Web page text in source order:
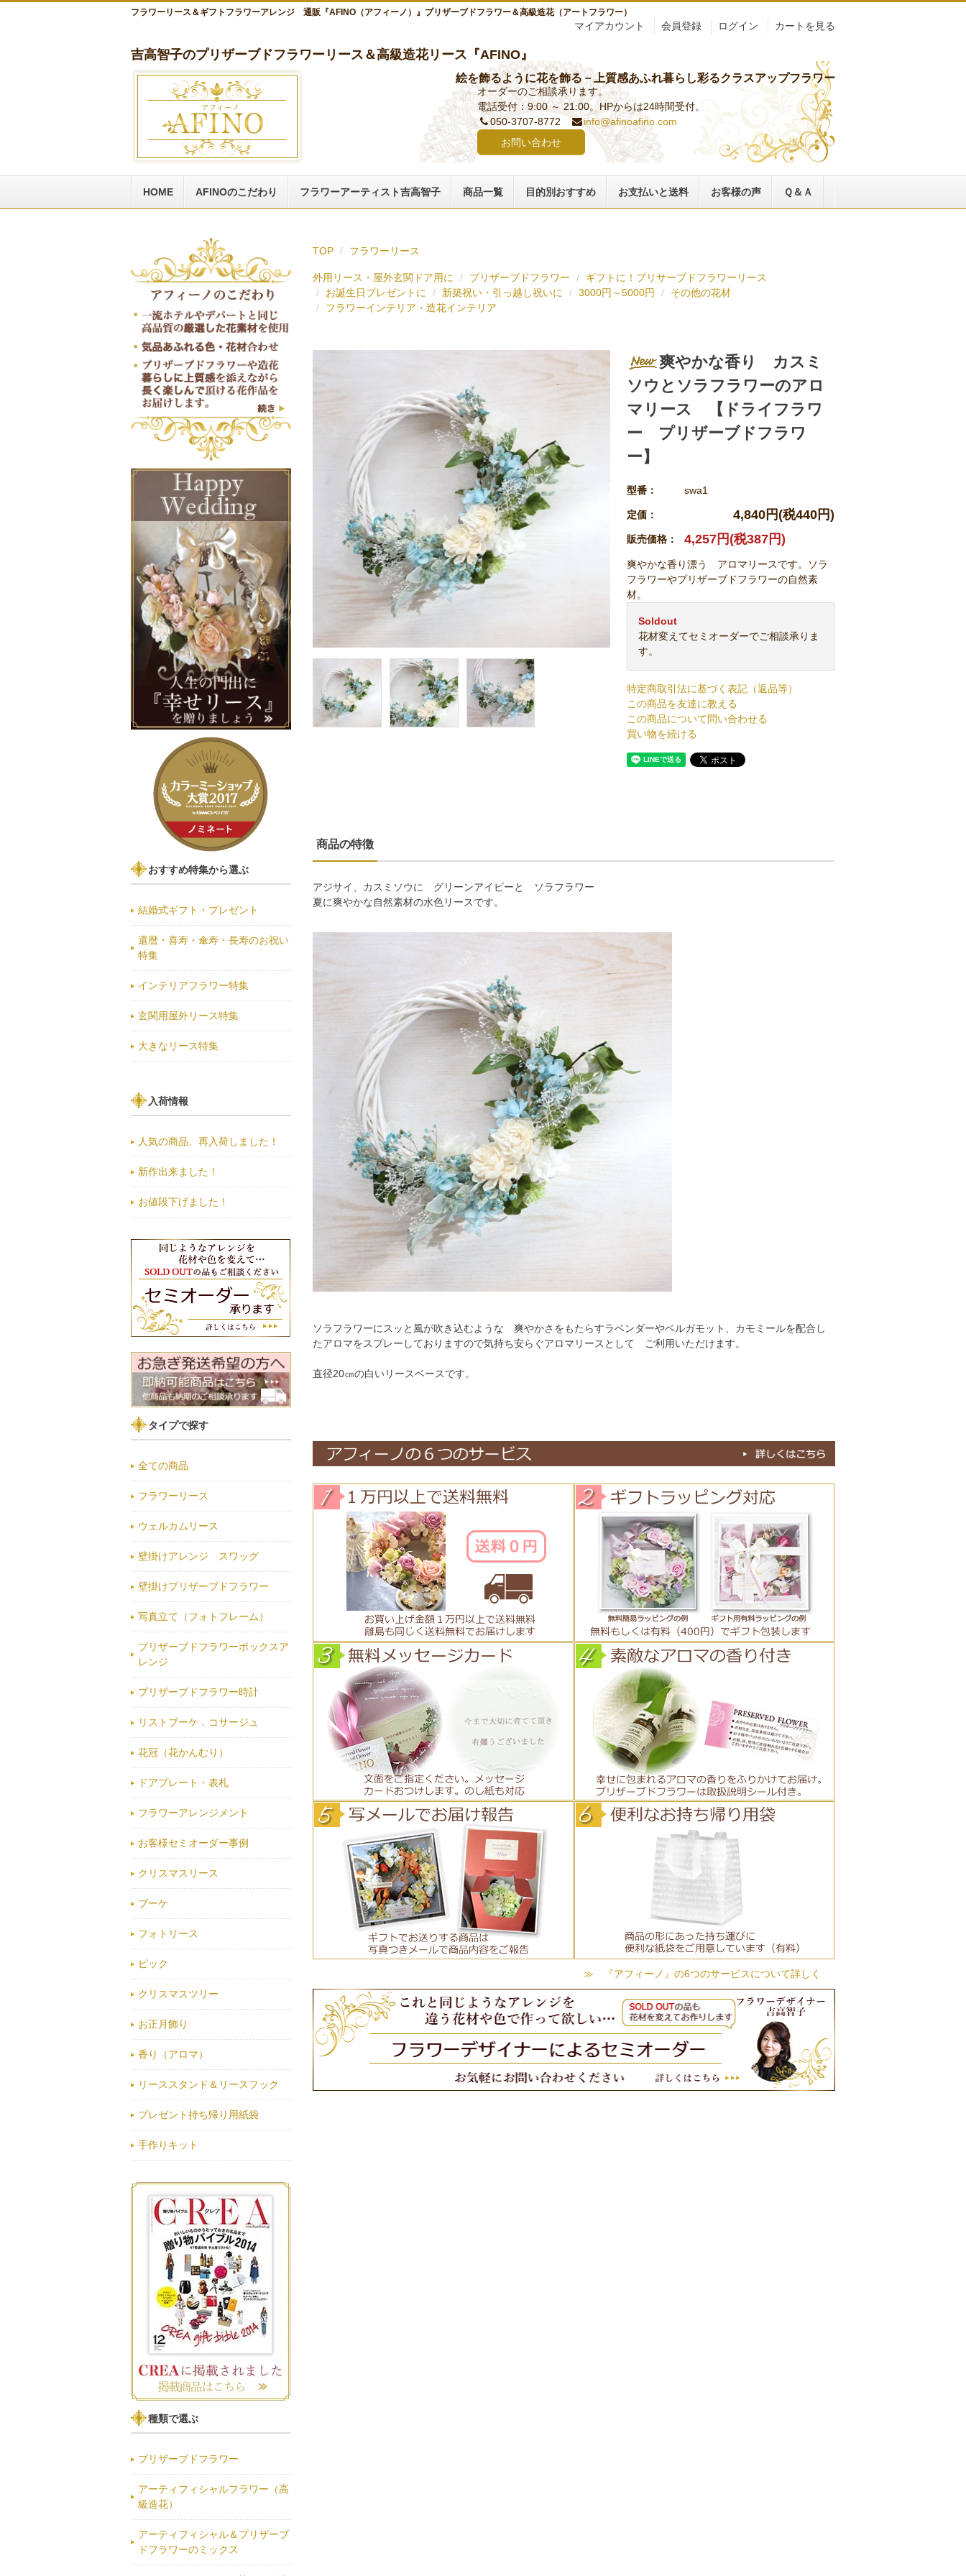
フラワーリース＆ギフトフラワーアレンジ 通販『AFINO（アフィーノ）』プリザーブドフラワー＆高級造花（アートフラワー）
マイアカウント 会員登録 ログイン カートを見る
吉高智子のプリザーブドフラワーリース＆高級造花リース『AFINO』
絵を飾るように花を飾る－上質感あふれ暮らし彩るクラスアップフラワー
オーダーのご相談承ります。
電話受付：9:00 ～ 21:00。HPからは24時間受付。
050-3707-8772
info@afinoafino.com
お問い合わせ
HOME AFINOのこだわり フラワーアーティスト吉高智子 商品一覧 目的別おすすめ お支払いと送料 お客様の声 Ｑ＆Ａ
TOP フラワーリース
外用リース・屋外玄関ドア用に プリザーブドフラワー
ギフトに！プリサーブドフラワーリース
お誕生日プレゼントに
新築祝い・引っ越し祝いに 3000円～5000円
その他の花材
フラワーインテリア・造花インテリア
爽やかな香り カスミ
ソウとソラフラワーのアロ
マリース 【ドライフラワ
ー プリザーブドフラワ
ー】
型番： swa1
定価： 4,840円(税440円)
販売価格： 4,257円(税387円)
爽やかな香り漂う アロマリースです。ソラ
フラワーやプリザーブドフラワーの自然素
材。
Soldout
花材変えてセミオーダーでご相談承りま
す。
特定商取引法に基づく表記（返品等）
この商品を友達に教える
この商品について問い合わせる
買い物を続ける
商品の特徴
アジサイ、カスミソウに グリーンアイビーと ソラフラワー
夏に爽やかな自然素材の水色リースです。
ソラフラワーにスッと風が吹き込むような 爽やかさをもたらすラベンダーやベルガモット、カモミールを配合し
たアロマをスプレーしておりますので気持ち安らぐアロマリースとして ご利用いただけます。
直径20㎝の白いリースベースです。
≫ 『アフィーノ』の6つのサービスについて詳しく
おすすめ特集から選ぶ
結婚式ギフト・プレゼント
還暦・喜寿・傘寿・長寿のお祝い
特集
インテリアフラワー特集
玄関用屋外リース特集
大きなリース特集
入荷情報
人気の商品、再入荷しました！
新作出来ました！
お値段下げました！
タイプで探す
全ての商品
フラワーリース
ウェルカムリース
壁掛けアレンジ スワッグ
壁掛けプリザーブドフラワー
写真立て（フォトフレーム）
プリザーブドフラワーボックスア
レンジ
プリザーブドフラワー時計
リストブーケ．コサージュ
花冠（花かんむり）
ドアプレート・表札
フラワーアレンジメント
お客様セミオーダー事例
クリスマスリース
ブーケ
フォトリース
ピック
クリスマスツリー
お正月飾り
香り（アロマ）
リーススタンド＆リースフック
プレゼント持ち帰り用紙袋
手作りキット
種類で選ぶ
プリザーブドフラワー
アーティフィシャルフラワー（高
級造花）
アーティフィシャル＆プリザーブ
ドフラワーのミックス